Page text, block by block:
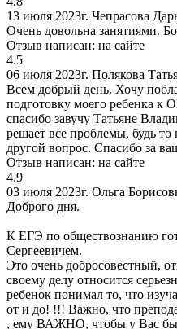
13 июля 2023г. Чепрасова
Очень довольна занятиями.
Отзыв написан: на сайте
4.5
06 июля 2023г. Полякова
Всем добрый день. Хочу
подготовку моего ребенка к
спасибо завучу Татьяне
решает все проблемы, будь
другой вопрос. Спасибо за
Отзыв написан: на сайте
4.9
03 июля 2023г. Ольга
Доброго дня.
К ЕГЭ по обществознанию
Сергеевичем.
Это очень добросовестный,
своему делу относится
ребенок понимал то, что
от и до! !!! Важно, что
, ему ВАЖНО, чтобы у Вас был